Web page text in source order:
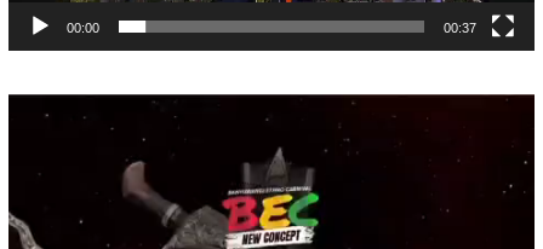
00:00 00:37